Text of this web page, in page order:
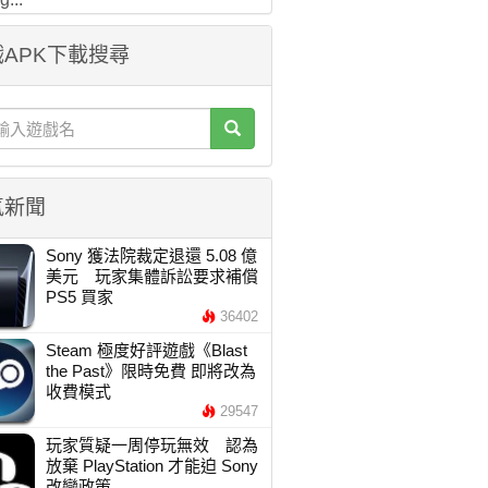
下載搜尋
聞
Sony 獲法院裁定退還 5.08 億
美元 玩家集體訴訟要求補償
PS5 買家
36402
Steam 極度好評遊戲《Blast
the Past》限時免費 即將改為
收費模式
29547
玩家質疑一周停玩無效 認為
放棄 PlayStation 才能迫 Sony